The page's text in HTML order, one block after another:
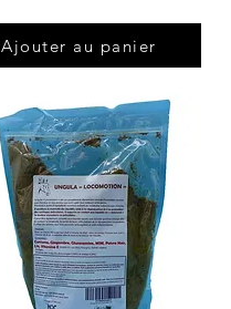
Ajouter au panier